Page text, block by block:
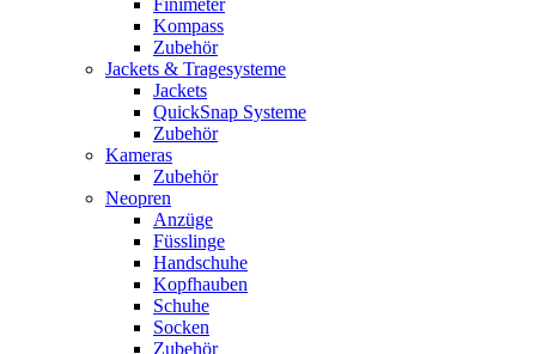
Finimeter
Kompass
Zubehör
Jackets & Tragesysteme
Jackets
QuickSnap Systeme
Zubehör
Kameras
Zubehör
Neopren
Anzüge
Füsslinge
Handschuhe
Kopfhauben
Schuhe
Socken
Zubehör